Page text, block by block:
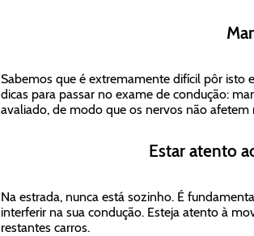
Sabemos que é extremamente difícil pôr isto
dicas para passar no exame de condução:
avaliado, de modo que os nervos não afetem
Estar atento
Na estrada, nunca está sozinho. É
interferir na sua condução. Esteja atento à
restantes carros.